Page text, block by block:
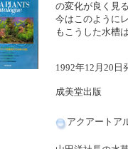
の変化が良く見
今はこのように
もこうした水槽
1992年12月20日
成美堂出版
アクアートア